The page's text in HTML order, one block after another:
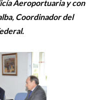
Aeroportuaria y con
Coordinador del